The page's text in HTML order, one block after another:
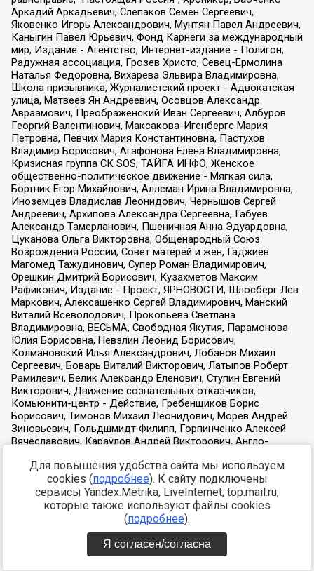
Для повышения удобства сайта мы используем
cookies (подробнее). К сайту подключены
сервисы Yandex.Metrika, LiveInternet, top.mail.ru,
которые также используют файлы cookies
(подробнее).
Я согласен/согласна